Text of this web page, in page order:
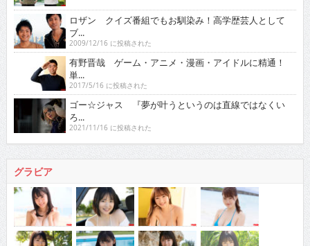
ロザン クイズ番組でもお馴染み！高学歴芸人として
ブ...
2009/12/16 に投稿された
有野晋哉 ゲーム・アニメ・漫画・アイドルに精通！
単...
2017/5/16 に投稿された
ゴー☆ジャス 『夢が叶うというのは直線ではなくい
ろ...
2021/11/16 に投稿された
グラビア